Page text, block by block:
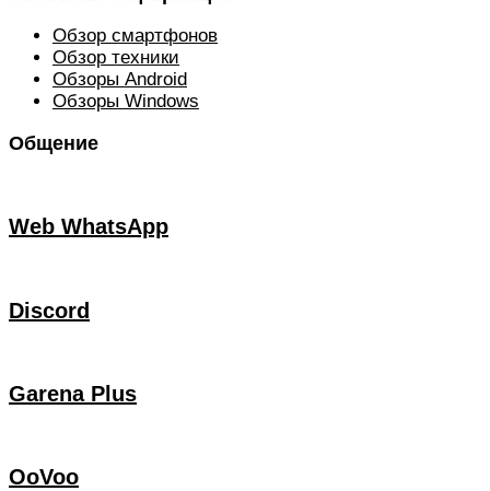
Обзор смартфонов
Обзор техники
Обзоры Android
Обзоры Windows
Общение
Web WhatsApp
Discord
Garena Plus
OoVoo